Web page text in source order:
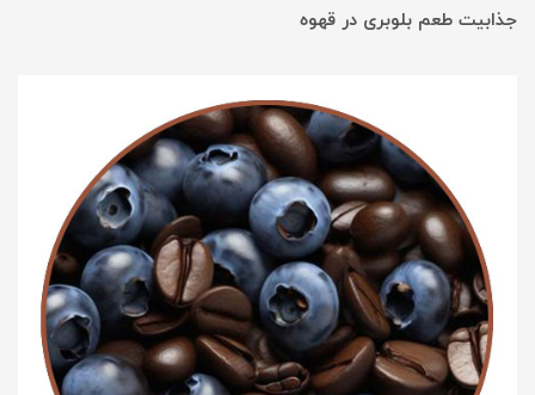
جذابیت طعم بلوبری در قهوه